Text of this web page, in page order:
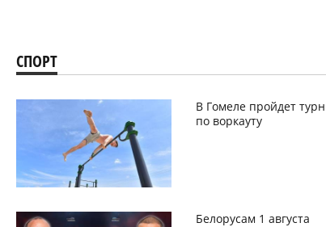
СПОРТ
В Гомеле пройдет
по воркауту
Белорусам 1 августа